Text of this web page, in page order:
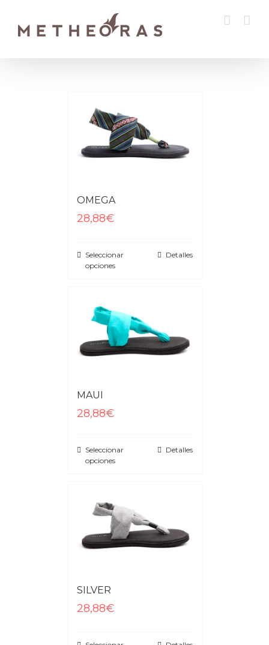
OMEGA
28,88€
Seleccionar
opciones
Detalles
MAUI
28,88€
Seleccionar
opciones
Detalles
SILVER
28,88€